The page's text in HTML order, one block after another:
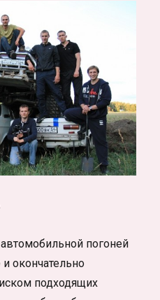
погоней
окончательно
подходящих